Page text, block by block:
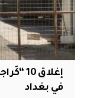
إغلاق
في بغداد